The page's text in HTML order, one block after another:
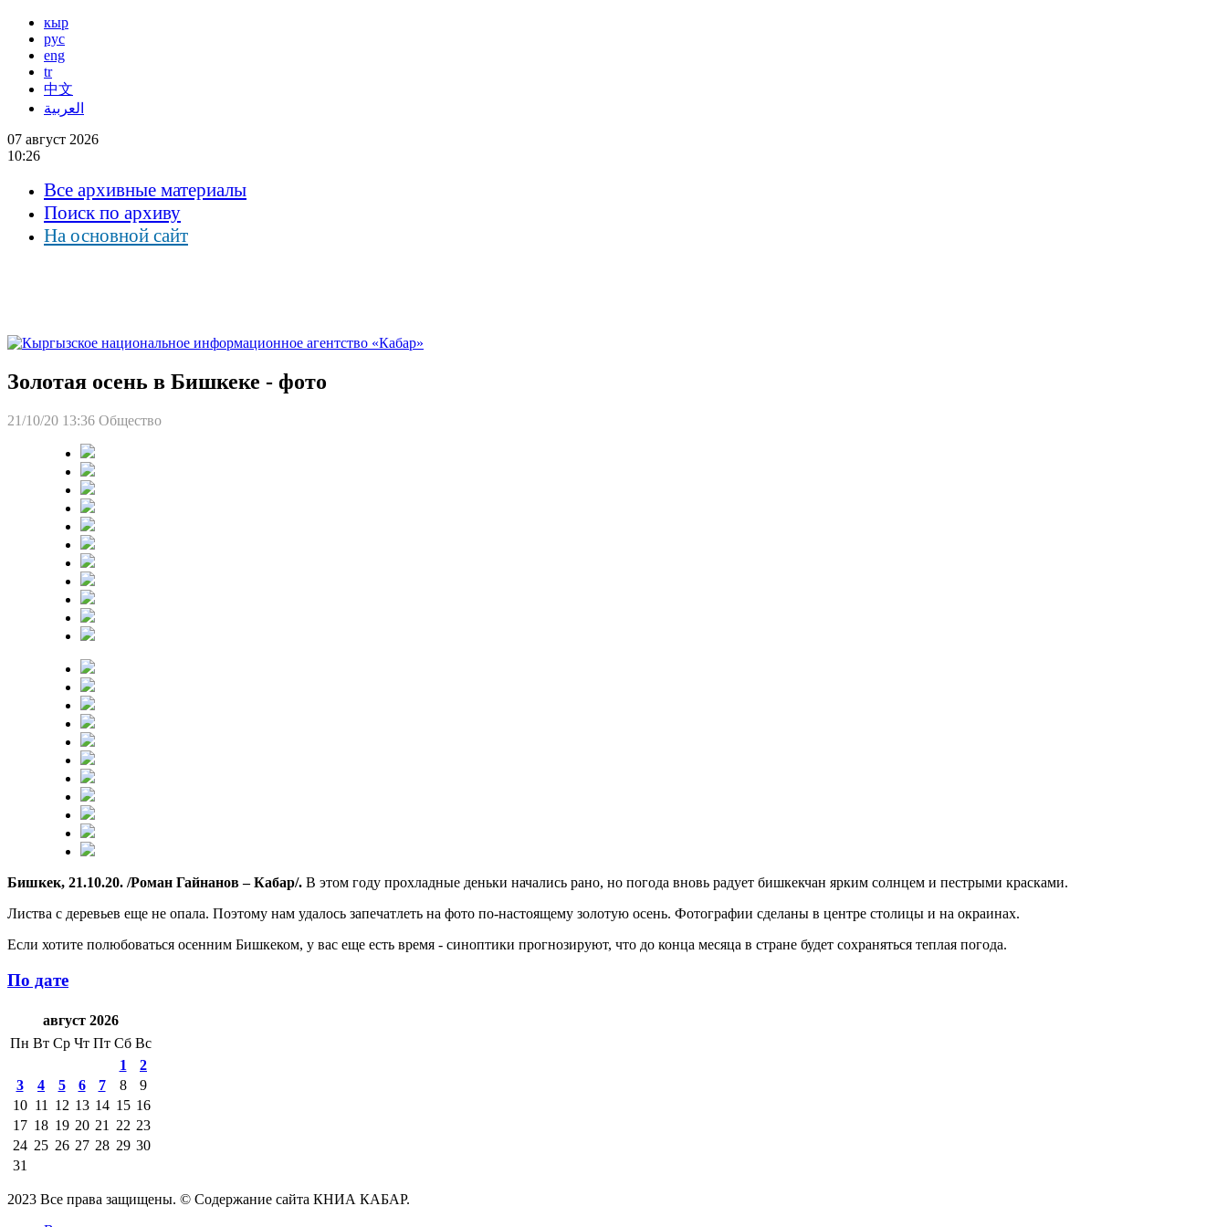
кыр
рус
eng
tr
中文
العربية
07 август 2026
10:26
Все архивные материалы
Поиск по архиву
На основной сайт
Золотая осень в Бишкеке - фото
21/10/20 13:36 Общество
Бишкек, 21.10.20. /Роман Гайнанов – Кабар/. В этом году прохладные деньки начались рано, но погода вновь радует бишкекчан ярким солнцем и пестрыми красками.
Листва с деревьев еще не опала. Поэтому нам удалось запечатлеть на фото по-настоящему золотую осень. Фотографии сделаны в центре столицы и на окраинах.
Если хотите полюбоваться осенним Бишкеком, у вас еще есть время - синоптики прогнозируют, что до конца месяца в стране будет сохраняться теплая погода.
По дате
август 2026
Пн Вт Ср Чт Пт Сб Вс
1
2
3
4 5 6 7 8
9
10 11 12 13 14 15 16
17 18 19 20 21 22 23
24 25 26 27 28 29 30
31
2023 Все права защищены. © Содержание сайта КНИА КАБАР.